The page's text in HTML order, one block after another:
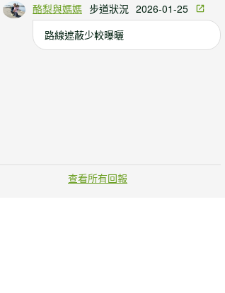
酪梨與媽媽 步道狀況 2026-01-25
路線遮蔽少較曝曬
查看所有回報